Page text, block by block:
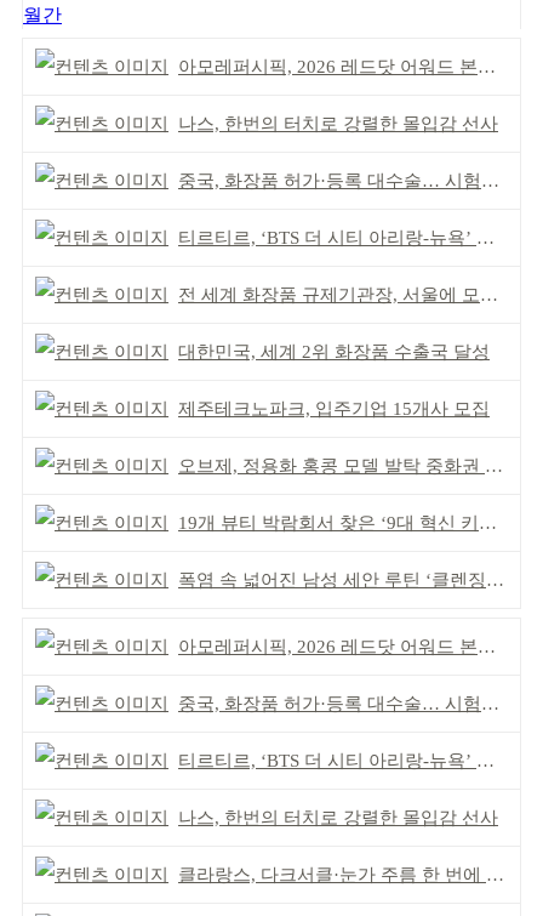
월간
아모레퍼시픽, 2026 레드닷 어워드 본상 2개 수상
나스, 한번의 터치로 강렬한 몰입감 선사
중국, 화장품 허가·등록 대수술… 시험자료 공용 허용
티르티르, ‘BTS 더 시티 아리랑-뉴욕’ 참여
전 세계 화장품 규제기관장, 서울에 모인다
대한민국, 세계 2위 화장품 수출국 달성
제주테크노파크, 입주기업 15개사 모집
오브제, 정용화 홍콩 모델 발탁 중화권 공략 강화
19개 뷰티 박람회서 찾은 ‘9대 혁신 키워드’
폭염 속 넓어진 남성 세안 루틴 ‘클렌징’ 거래액 급증
아모레퍼시픽, 2026 레드닷 어워드 본상 2개 수상
중국, 화장품 허가·등록 대수술… 시험자료 공용 허용
티르티르, ‘BTS 더 시티 아리랑-뉴욕’ 참여
나스, 한번의 터치로 강렬한 몰입감 선사
클라랑스, 다크서클·눈가 주름 한 번에 더블 케어